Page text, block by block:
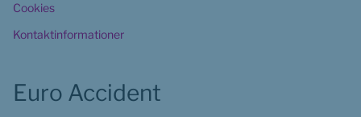
Cookies
Kontaktinformationer
Euro Accident